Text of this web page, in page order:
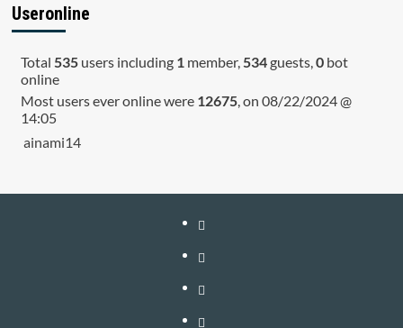
Useronline
Total 535users including 1member,534guests,0bot
online
Most users ever online were 12675, on 08/22/2024 @
14:05
ainami14
หน้า
แรก
สมัคร
สมาชิก
เติม
เงิน
เข้า